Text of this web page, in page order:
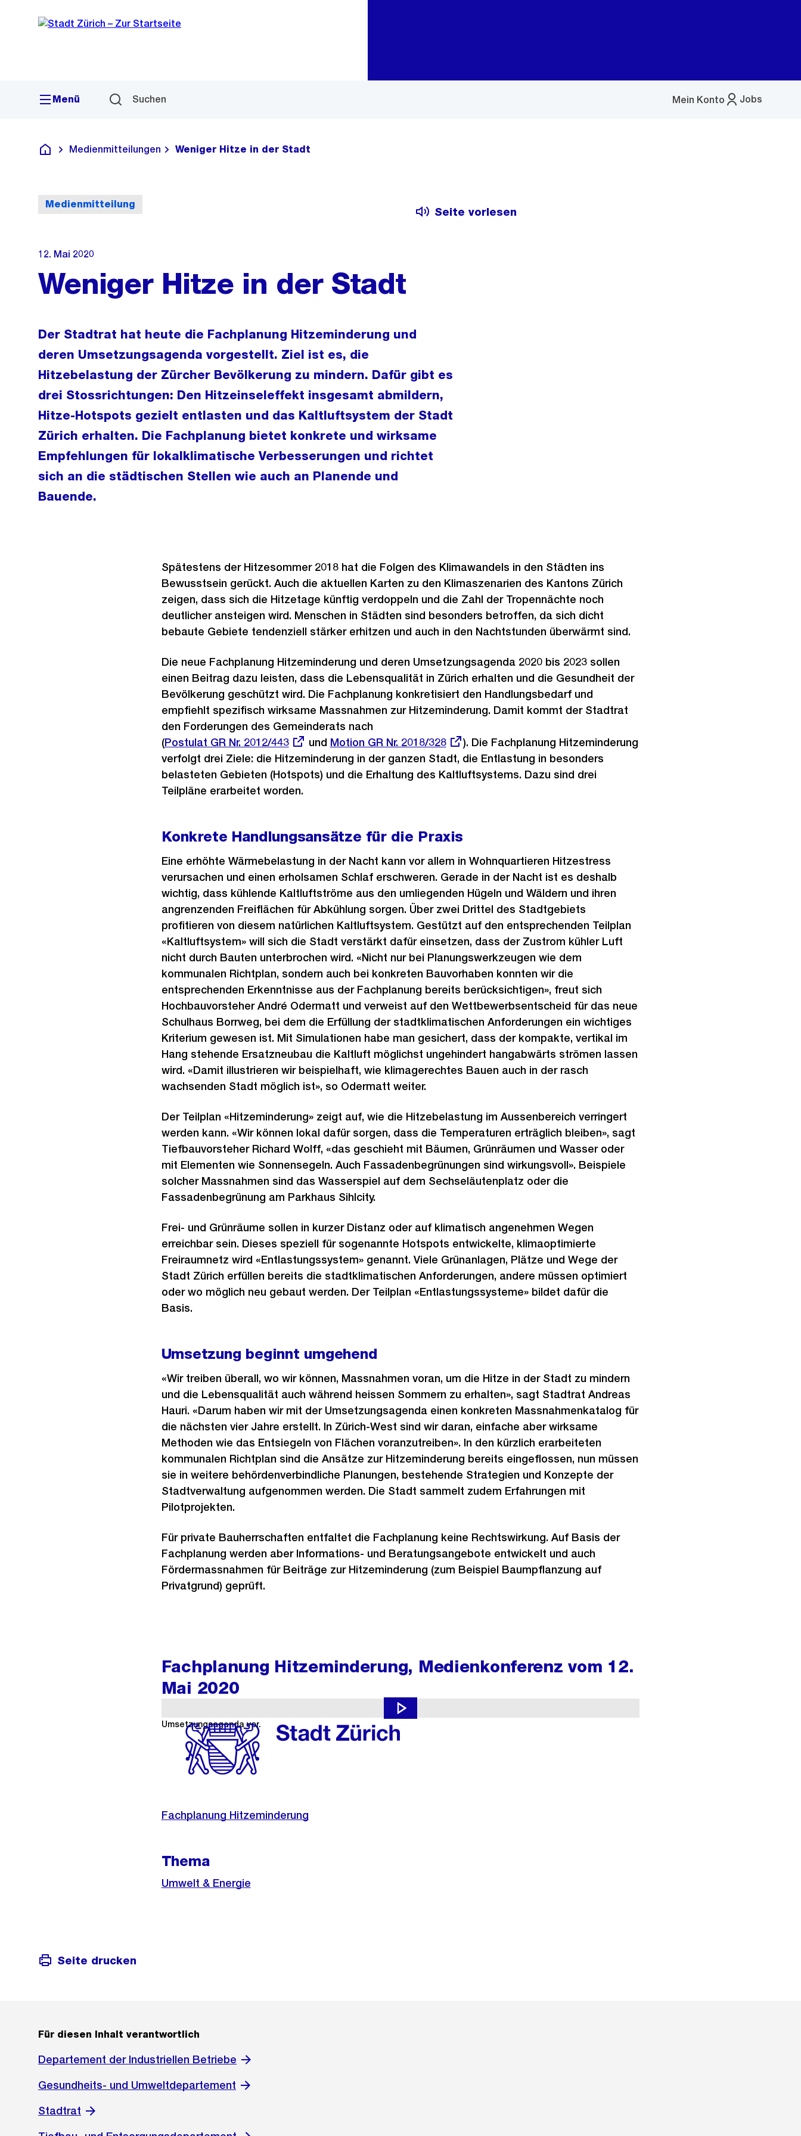
Navigation
Sprunglink
Menü Suchen Jobs
Mein Konto
Menü
Deutsch
Medienmitteilungen Weniger Hitze in der Stadt
Medienmitteilung
Seite vorlesen
12. Mai 2020
Weniger Hitze in der Stadt
Der Stadtrat hat heute die Fachplanung Hitzeminderung und
deren Umsetzungsagenda vorgestellt. Ziel ist es, die
Hitzebelastung der Zürcher Bevölkerung zu mindern. Dafür gibt es
drei Stossrichtungen: Den Hitzeinseleffekt insgesamt abmildern,
Hitze-Hotspots gezielt entlasten und das Kaltluftsystem der Stadt
Zürich erhalten. Die Fachplanung bietet konkrete und wirksame
Empfehlungen für lokalklimatische Verbesserungen und richtet
sich an die städtischen Stellen wie auch an Planende und
Bauende.
Spätestens der Hitzesommer 2018 hat die Folgen des Klimawandels in den Städten ins
Bewusstsein gerückt. Auch die aktuellen Karten zu den Klimaszenarien des Kantons Zürich
zeigen, dass sich die Hitzetage künftig verdoppeln und die Zahl der Tropennächte noch
deutlicher ansteigen wird. Menschen in Städten sind besonders betroffen, da sich dicht
bebaute Gebiete tendenziell stärker erhitzen und auch in den Nachtstunden überwärmt sind.
Die neue Fachplanung Hitzeminderung und deren Umsetzungsagenda 2020 bis 2023 sollen
einen Beitrag dazu leisten, dass die Lebensqualität in Zürich erhalten und die Gesundheit der
Bevölkerung geschützt wird. Die Fachplanung konkretisiert den Handlungsbedarf und
empfiehlt spezifisch wirksame Massnahmen zur Hitzeminderung. Damit kommt der Stadtrat
den Forderungen des Gemeinderats nach
(Externer
Link:
Postulat GR Nr. 2012/443 und Externer
Link:
Motion GR Nr. 2018/328
). Die Fachplanung Hitzeminderung
verfolgt drei Ziele: die Hitzeminderung in der ganzen Stadt, die Entlastung in besonders
belasteten Gebieten (Hotspots) und die Erhaltung des Kaltluftsystems. Dazu sind drei
Teilpläne erarbeitet worden.
Konkrete Handlungsansätze für die Praxis
Eine erhöhte Wärmebelastung in der Nacht kann vor allem in Wohnquartieren Hitzestress
verursachen und einen erholsamen Schlaf erschweren. Gerade in der Nacht ist es deshalb
wichtig, dass kühlende Kaltluftströme aus den umliegenden Hügeln und Wäldern und ihren
angrenzenden Freiflächen für Abkühlung sorgen. Über zwei Drittel des Stadtgebiets
profitieren von diesem natürlichen Kaltluftsystem. Gestützt auf den entsprechenden Teilplan
«Kaltluftsystem» will sich die Stadt verstärkt dafür einsetzen, dass der Zustrom kühler Luft
nicht durch Bauten unterbrochen wird. «Nicht nur bei Planungswerkzeugen wie dem
kommunalen Richtplan, sondern auch bei konkreten Bauvorhaben konnten wir die
entsprechenden Erkenntnisse aus der Fachplanung bereits berücksichtigen», freut sich
Hochbauvorsteher André Odermatt und verweist auf den Wettbewerbsentscheid für das neue
Schulhaus Borrweg, bei dem die Erfüllung der stadtklimatischen Anforderungen ein wichtiges
Kriterium gewesen ist. Mit Simulationen habe man gesichert, dass der kompakte, vertikal im
Hang stehende Ersatzneubau die Kaltluft möglichst ungehindert hangabwärts strömen lassen
wird. «Damit illustrieren wir beispielhaft, wie klimagerechtes Bauen auch in der rasch
wachsenden Stadt möglich ist», so Odermatt weiter.
Der Teilplan «Hitzeminderung» zeigt auf, wie die Hitzebelastung im Aussenbereich verringert
werden kann. «Wir können lokal dafür sorgen, dass die Temperaturen erträglich bleiben», sagt
Tiefbauvorsteher Richard Wolff, «das geschieht mit Bäumen, Grünräumen und Wasser oder
mit Elementen wie Sonnensegeln. Auch Fassadenbegrünungen sind wirkungsvoll». Beispiele
solcher Massnahmen sind das Wasserspiel auf dem Sechseläutenplatz oder die
Fassadenbegrünung am Parkhaus Sihlcity.
Frei- und Grünräume sollen in kurzer Distanz oder auf klimatisch angenehmen Wegen
erreichbar sein. Dieses speziell für sogenannte Hotspots entwickelte, klimaoptimierte
Freiraumnetz wird «Entlastungssystem» genannt. Viele Grünanlagen, Plätze und Wege der
Stadt Zürich erfüllen bereits die stadtklimatischen Anforderungen, andere müssen optimiert
oder wo möglich neu gebaut werden. Der Teilplan «Entlastungssysteme» bildet dafür die
Basis.
Umsetzung beginnt umgehend
«Wir treiben überall, wo wir können, Massnahmen voran, um die Hitze in der Stadt zu mindern
und die Lebensqualität auch während heissen Sommern zu erhalten», sagt Stadtrat Andreas
Hauri. «Darum haben wir mit der Umsetzungsagenda einen konkreten Massnahmenkatalog für
die nächsten vier Jahre erstellt. In Zürich-West sind wir daran, einfache aber wirksame
Methoden wie das Entsiegeln von Flächen voranzutreiben». In den kürzlich erarbeiteten
kommunalen Richtplan sind die Ansätze zur Hitzeminderung bereits eingeflossen, nun müssen
sie in weitere behördenverbindliche Planungen, bestehende Strategien und Konzepte der
Stadtverwaltung aufgenommen werden. Die Stadt sammelt zudem Erfahrungen mit
Pilotprojekten.
Für private Bauherrschaften entfaltet die Fachplanung keine Rechtswirkung. Auf Basis der
Fachplanung werden aber Informations- und Beratungsangebote entwickelt und auch
Fördermassnahmen für Beiträge zur Hitzeminderung (zum Beispiel Baumpflanzung auf
Privatgrund) geprüft.
Fachplanung Hitzeminderung, Medienkonferenz vom 12.
Mai 2020
Die Stadträte Andreas Hauri, Richard Wolff und André Odermatt stellen die Fachplanung Hitzeminderung und deren
Umsetzungsagenda vor.
Fachplanung Hitzeminderung
Thema
Umwelt & Energie
Seite drucken
Für diesen Inhalt verantwortlich
Departement der Industriellen Betriebe
Gesundheits- und Umweltdepartement
Stadtrat